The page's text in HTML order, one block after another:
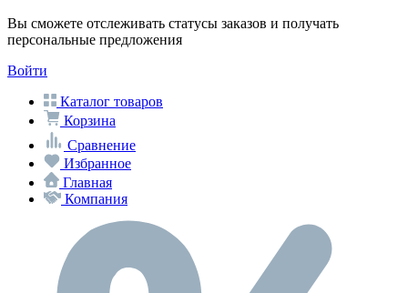
Вы сможете отслеживать статусы заказов и получать
персональные предложения
Войти
Каталог товаров
Корзина
Сравнение
Избранное
Главная
Компания